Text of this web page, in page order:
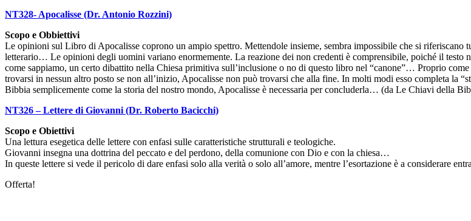
NT328- Apocalisse (Dr. Antonio Rozzini)
Scopo e Obbiettivi
Le opinioni sul Libro di Apocalisse coprono un ampio spettro. Mettendole insieme, sembra impossibile che si riferiscano
letterario… Le opinioni degli uomini variano enormemente. La reazione dei non credenti è comprensibile, poiché il testo
come sappiamo, un certo dibattito nella Chiesa primitiva sull’inclusione o no di questo libro nel “canone”… Proprio
trovarsi in nessun altro posto se non all’inizio, Apocalisse non può trovarsi che alla fine. In molti modi esso completa la
Bibbia semplicemente come la storia del nostro mondo, Apocalisse è necessaria per concluderla… (da Le Chiavi della
NT326 – Lettere di Giovanni (Dr. Roberto Bacicchi)
Scopo e Obiettivi
Una lettura esegetica delle lettere con enfasi sulle caratteristiche strutturali e teologiche.
Giovanni insegna una dottrina del peccato e del perdono, della comunione con Dio e con la chiesa…
In queste lettere si vede il pericolo di dare enfasi solo alla verità o solo all’amore, mentre l’esortazione è a considerare
Offerta!